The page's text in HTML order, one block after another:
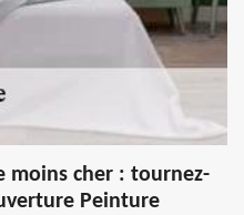
moins cher : tournez-
Peinture